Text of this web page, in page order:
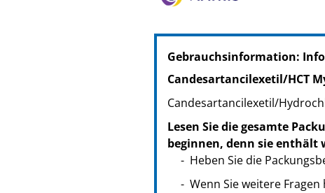
Gebrauchsinformation:
Candesartancilexetil/HCT
Candesartancilexetil/
Lesen Sie die gesamte
beginnen, denn sie
Heben Sie die
Wenn Sie weitere